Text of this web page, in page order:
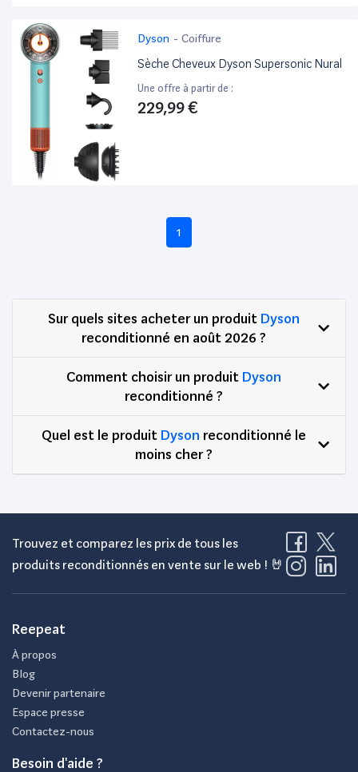
Dyson - Coiffure
Sèche Cheveux Dyson Supersonic Nural
Une offre à partir de :
229,99 €
1
Sur quels sites acheter un produit Dyson
reconditionné en août 2026 ?
Comment choisir un produit Dyson
reconditionné ?
Quel est le produit Dyson reconditionné le
moins cher ?
Trouvez et comparez les prix de tous les
produits reconditionnés en vente sur le web ! 🤘
Reepeat
À propos
Blog
Devenir partenaire
Espace presse
Contactez-nous
Besoin d'aide ?